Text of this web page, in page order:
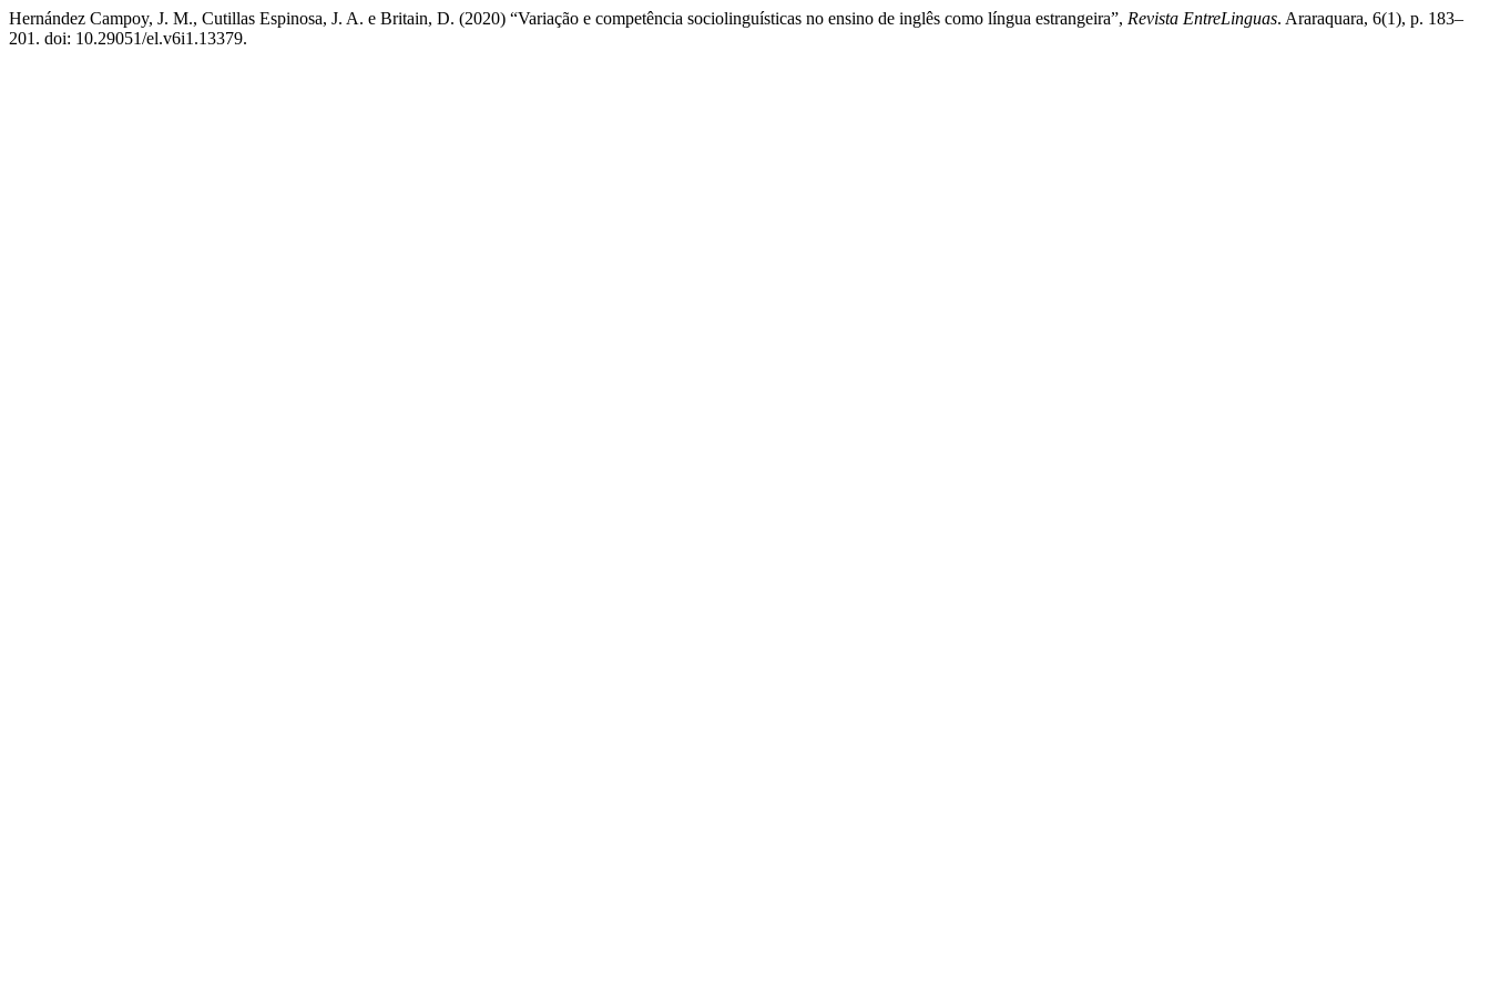
Hernández Campoy, J. M., Cutillas Espinosa, J. A. e Britain, D. (2020) “Variação e competência sociolinguísticas no ensino de inglês como língua estrangeira”, Revista EntreLinguas. Araraquara, 6(1), p. 183–
201. doi: 10.29051/el.v6i1.13379.